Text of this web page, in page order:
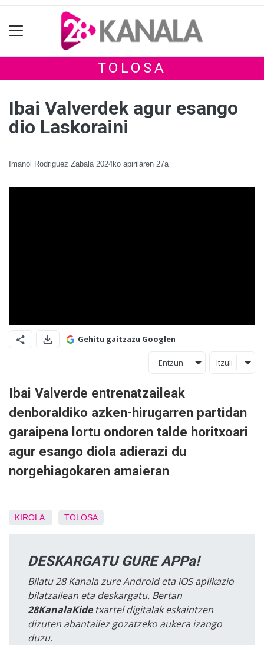
TOLOSA
Ibai Valverdek agur esango
dio Laskoraini
Imanol Rodriguez Zabala 2024ko apirilaren 27a
Gehitu gaitzazu Googlen
Entzun Itzuli
Ibai Valverde entrenatzaileak
denboraldiko azken-hirugarren partidan
garaipena lortu ondoren talde horitxoari
agur esango diola adierazi du
norgehiagokaren amaieran
KIROLA TOLOSA
DESKARGATU GURE APPa!
Bilatu 28 Kanala zure Android eta iOS aplikazio
bilatzailean eta deskargatu. Bertan
28KanalaKidetxartel digitalak eskaintzen
dizuten abantailez gozatzeko aukera izango
duzu.